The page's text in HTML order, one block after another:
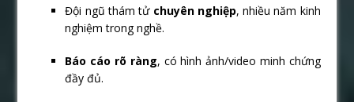
Đội ngũ thám tử chuyên nghiệp, nhiều năm kinh
nghiệm trong nghề.
Báo cáo rõ ràng, có hình ảnh/video minh chứng
đầy đủ.